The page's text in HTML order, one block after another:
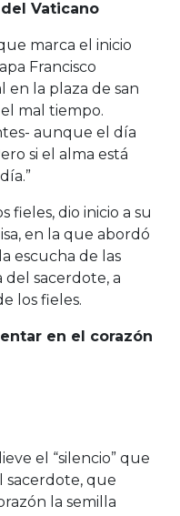
Vaticano
marca el inicio
Francisco
en la plaza de san
mal tiempo.
aunque el día
si el alma está
fieles, dio inicio a su
en la que abordó
escucha de las
del sacerdote, a
los fieles.
en el corazón
el “silencio” que
sacerdote, que
la semilla